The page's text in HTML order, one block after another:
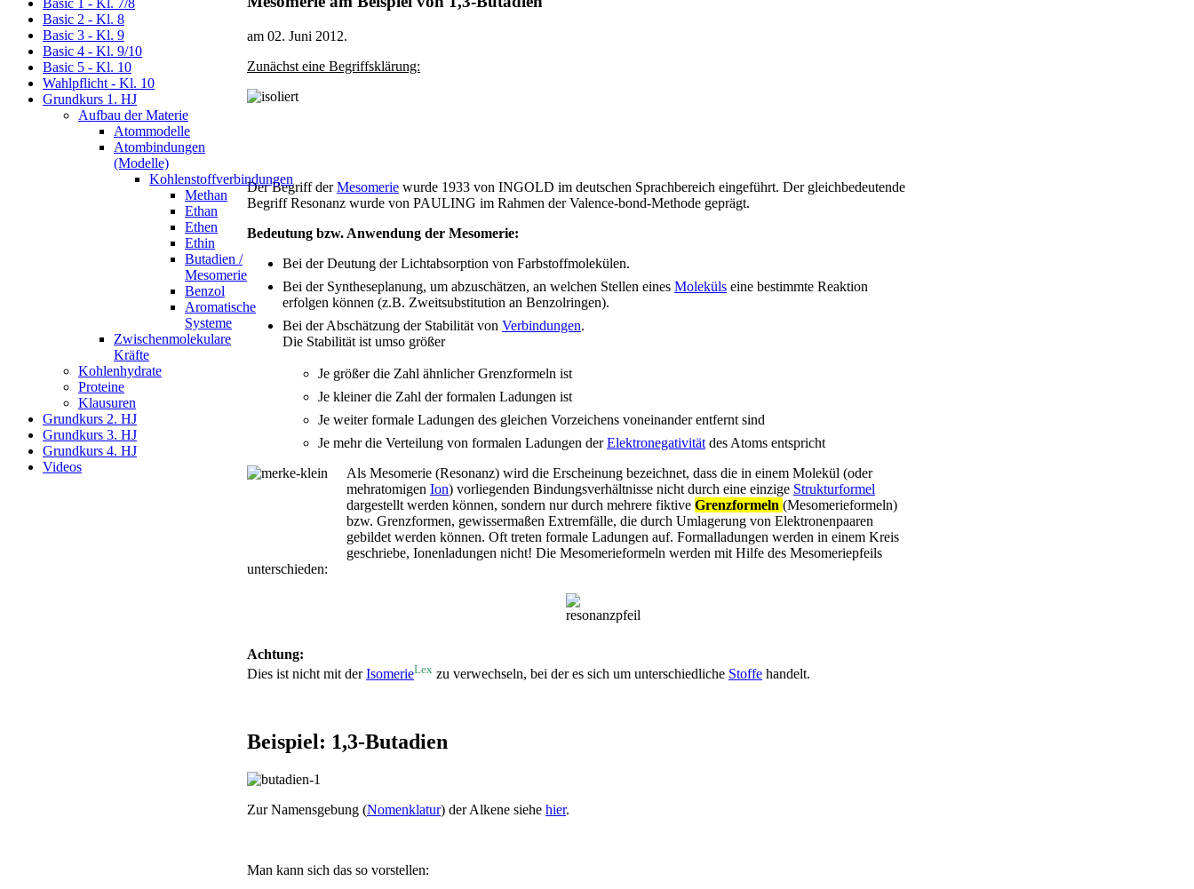
am 02. Juni 2012.
Zunächst eine Begriffsklärung:
Der Begriff derMesomerie wurde 1933 von INGOLD im deutschen Sprachbereich eingeführt. Der gleichbedeutende
Begriff Resonanz wurde von PAULING im Rahmen der Valence-bond-Methode geprägt.
Bedeutung bzw. Anwendung der Mesomerie:
Bei der Deutung der Lichtabsorption von Farbstoffmolekülen.
Bei der Syntheseplanung, um abzuschätzen, an welchen Stellen eines Moleküls eine bestimmte Reaktion
erfolgen können (z.B. Zweitsubstitution an Benzolringen).
Bei der Abschätzung der Stabilität von Verbindungen.
Die Stabilität ist umso größer
Je größer die Zahl ähnlicher Grenzformeln ist
Je kleiner die Zahl der formalen Ladungen ist
Je weiter formale Ladungen des gleichen Vorzeichens voneinander entfernt sind
Je mehr die Verteilung von formalen Ladungen derElektronegativität des Atoms entspricht
Als Mesomerie (Resonanz) wird die Erscheinung bezeichnet, dass die in einem Molekül (oder
mehratomigen Ion) vorliegenden Bindungsverhältnisse nicht durch eine einzige Strukturformel
dargestellt werden können, sondern nur durch mehrere fiktive Grenzformeln (Mesomerieformeln)
bzw. Grenzformen, gewissermaßen Extremfälle, die durch Umlagerung von Elektronenpaaren
gebildet werden können. Oft treten formale Ladungen auf. Formalladungen werden in einem Kreis
geschriebe, Ionenladungen nicht! Die Mesomerieformeln werden mit Hilfe des Mesomeriepfeils
unterschieden:
Achtung:
Dies ist nicht mit derIsomerieLex zu verwechseln, bei der es sich um unterschiedliche Stoffe handelt.
Beispiel: 1,3-Butadien
Zur Namensgebung (Nomenklatur) der Alkene siehe hier.
Man kann sich das so vorstellen:
Basic 1 - Kl. 7/8
Basic 2 - Kl. 8
Basic 3 - Kl. 9
Basic 4 - Kl. 9/10
Basic 5 - Kl. 10
Wahlpflicht - Kl. 10
Grundkurs 1. HJ
Aufbau der Materie
Atommodelle
Atombindungen
(Modelle)
Kohlenstoffverbindungen
Methan
Ethan
Ethen
Ethin
Butadien /
Mesomerie
Benzol
Aromatische
Systeme
Zwischenmolekulare
Kräfte
Kohlenhydrate
Proteine
Klausuren
Grundkurs 2. HJ
Grundkurs 3. HJ
Grundkurs 4. HJ
Videos